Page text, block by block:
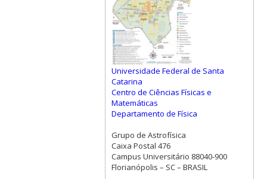
Universidade Federal de Santa
Catarina
Centro de Ciências Físicas e
Matemáticas
Departamento de Física
Grupo de Astrofísica
Caixa Postal 476
Campus Universitário 88040-900
Florianópolis – SC – BRASIL